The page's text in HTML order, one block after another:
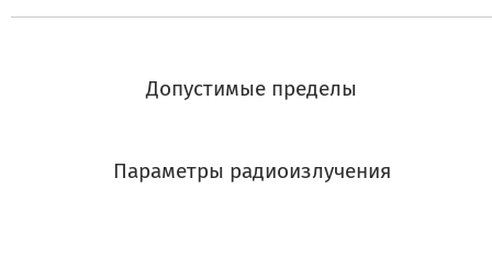
Допустимые пределы
Параметры радиоизлучения